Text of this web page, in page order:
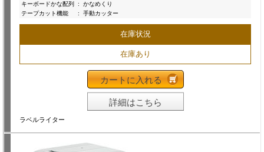
キーボードかな配列
:
かなめくり
テープカット機能
: 手動カッター
在庫状況
在庫あり
カートに入れる
詳細はこちら
ラベルライター